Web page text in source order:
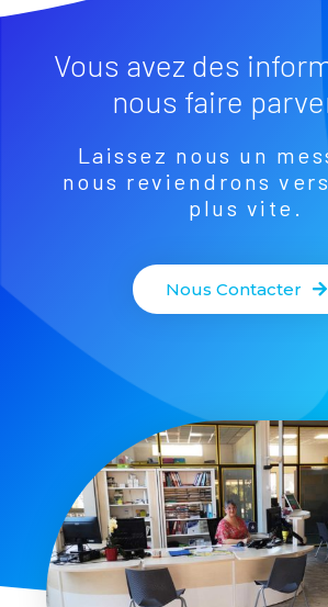
Vous avez des
nous faire
Laissez nous un
nous reviendrons
plus vite.
Nous Contacter